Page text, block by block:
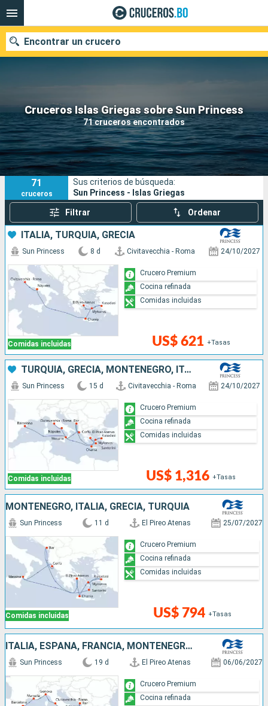
Cruceros Islas Griegas sobre Sun Princess
71 cruceros encontrados
Encontrar un crucero
Nuestros destinos
Fecha de salida
Puertos Compañías
Buscar
71
cruceros
Sus criterios de búsqueda:
Sun Princess - Islas Griegas
Filtrar Ordenar
ITALIA, TURQUÍA, GRECIA
Comidas incluidas
Sun Princess 8 d Civitavecchia - Roma 24/10/2027
US$ 621 +Tasas
Crucero Premium
Cocina refinada
Comidas incluidas
TURQUÍA, GRECIA, MONTENEGRO, ITALIA, ESPAÑA
Comidas incluidas
Sun Princess 15 d Civitavecchia - Roma 24/10/2027
US$ 1,316 +Tasas
Crucero Premium
Cocina refinada
Comidas incluidas
MONTENEGRO, ITALIA, GRECIA, TURQUÍA
Comidas incluidas
Sun Princess 11 d El Pireo Atenas 25/07/2027
US$ 794 +Tasas
Crucero Premium
Cocina refinada
Comidas incluidas
ITALIA, ESPAÑA, FRANCIA, MONTENEGRO, GRECIA
Sun Princess 19 d El Pireo Atenas 06/06/2027
Crucero Premium
Cocina refinada